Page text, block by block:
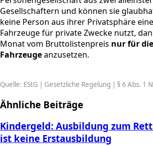
Gesellschaftern und können sie
keine Person aus ihrer Privatsphäre
Fahrzeuge für private Zwecke nutzt,
Monat vom Bruttolistenpreis nur für
Fahrzeugeanzusetzen.
Quelle: EStG | Gesetzliche Regelung | § 6 Abs. 1
Ähnliche Beiträge
Kindergeld: Ausbildung zum
ist keine Erstausbildung